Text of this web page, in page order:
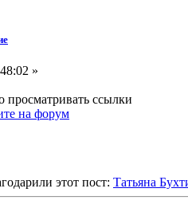
»
ссылки
на форум
этот пост: Татьяна